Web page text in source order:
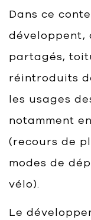
Dans ce
développent,
partagés,
réintroduits
les usages
notamment
(recours de
modes de
vélo).
Le